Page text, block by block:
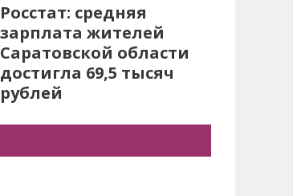
Росстат: средняя
зарплата жителей
Саратовской области
достигла 69,5 тысяч
рублей